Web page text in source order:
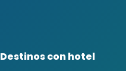
Destinos con hotel